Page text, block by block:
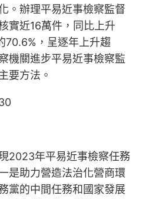
。辦理平易近事檢察監督
實近16萬件，同比上升
70.6%，呈逐年上升趨
機關進步平易近事檢察監
要方法。
2023年平易近事檢察任務
是助力營造法治化營商環
黨的中間任務和國家發展